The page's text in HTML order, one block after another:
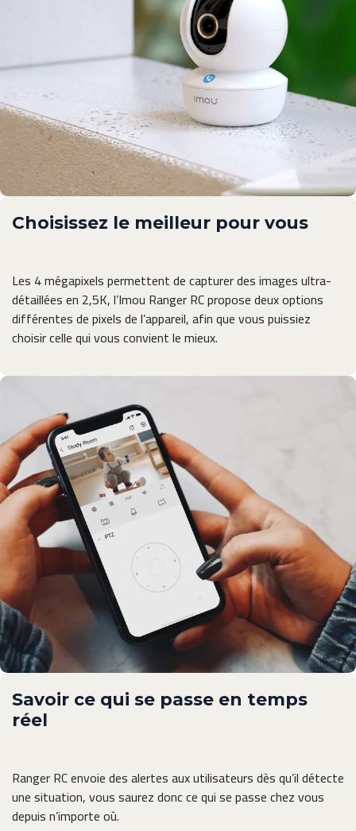
Choisissez le meilleur pour vous
Les 4 mégapixels permettent de capturer des images ultra-
détaillées en 2,5K, l’Imou Ranger RC propose deux options
différentes de pixels de l’appareil, afin que vous puissiez
choisir celle qui vous convient le mieux.
Savoir ce qui se passe en temps
réel
Ranger RC envoie des alertes aux utilisateurs dès qu’il détecte
une situation, vous saurez donc ce qui se passe chez vous
depuis n’importe où.